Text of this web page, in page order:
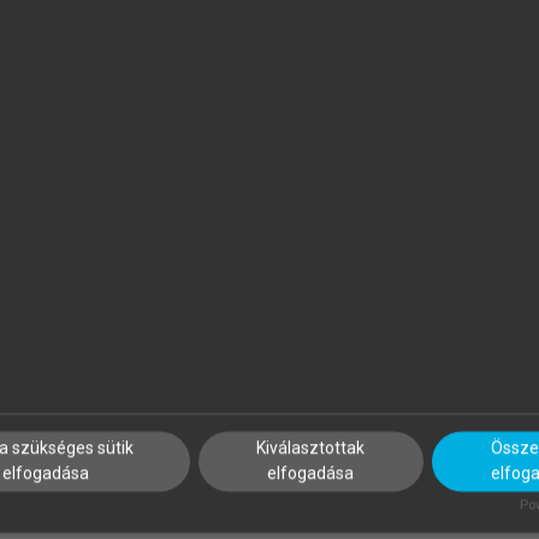
szükséges sütik
elfogadása
Kiválasztottak
elfogadása